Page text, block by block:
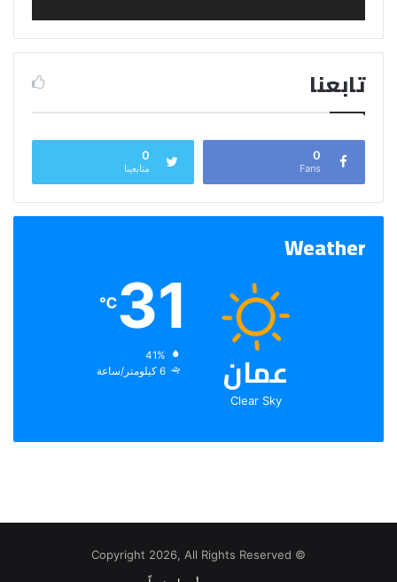
تابعنا
0
Fans
0
متابعينا
Weather
عمان
Clear Sky
31
℃
الرطوبة:
الرياح:
© Copyright 2026, All Rights Reserved